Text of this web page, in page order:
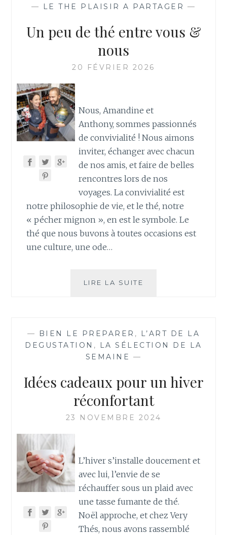
— LE THE PLAISIR A PARTAGER —
Un peu de thé entre vous &
nous
20 FÉVRIER 2026
Nous, Amandine et
Anthony, sommes passionnés
de convivialité ! Nous aimons
inviter, échanger avec chacun
de nos amis, et faire de belles
rencontres lors de nos
voyages. La convivialité est
notre philosophie de vie, et le thé, notre
« pécher mignon », en est le symbole. Le
thé que nous buvons à toutes occasions est
une culture, une ode…
LIRE LA SUITE
VOUS
&
— BIEN LE PREPARER ,
L’ART DE LA
DEGUSTATION ,
LA SÉLECTION DE LA
SEMAINE —
Idées cadeaux pour un hiver
réconfortant
23 NOVEMBRE 2024
L’hiver s’installe doucement et
avec lui, l’envie de se
réchauffer sous un plaid avec
une tasse fumante de thé.
Noël approche, et chez Very
Thés, nous avons rassemblé